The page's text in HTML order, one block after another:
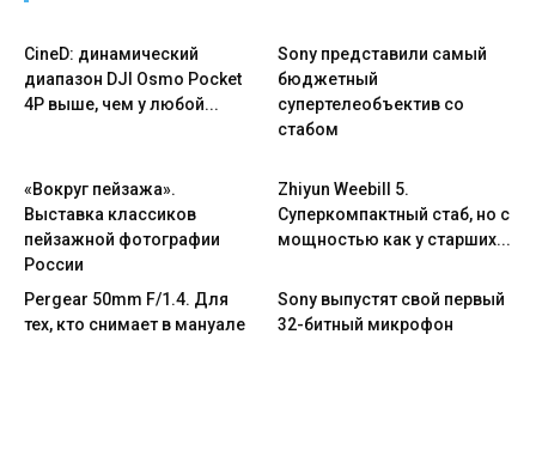
CineD: динамический
диапазон DJI Osmo Pocket
4P выше, чем у любой...
Sony представили самый
бюджетный
супертелеобъектив со
стабом
«Вокруг пейзажа».
Выставка классиков
пейзажной фотографии
России
Zhiyun Weebill 5.
Cуперкомпактный стаб, но с
мощностью как у старших...
Pergear 50mm F/1.4. Для
тех, кто снимает в мануале
Sony выпустят свой первый
32-битный микрофон